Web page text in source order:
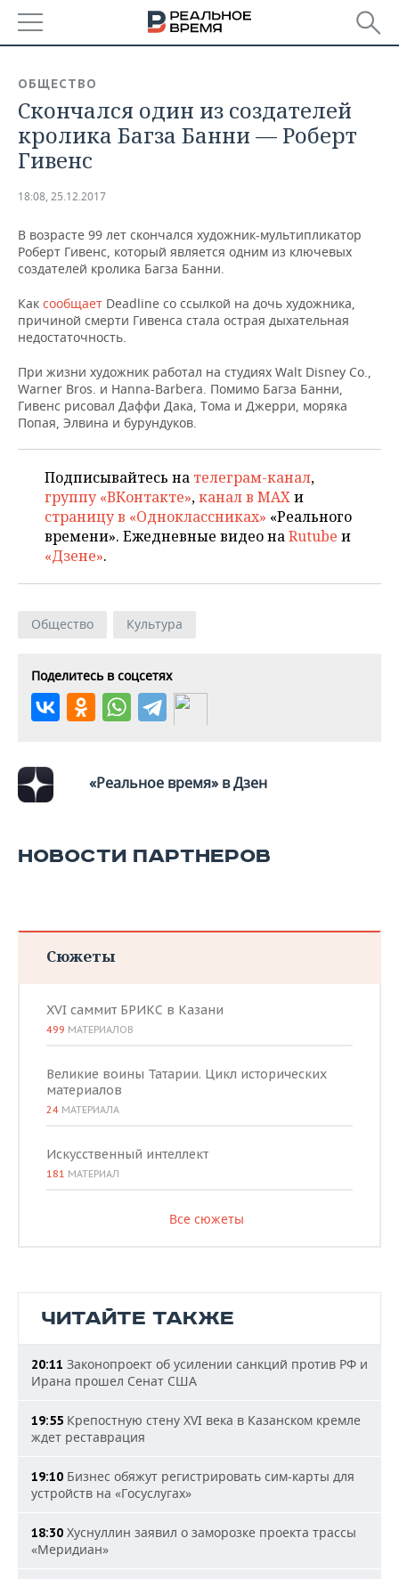
БАШКОРТОСТАН
ТАТАРСТАН
НОВОСТИ
АНАЛИТИКА
ДЕКЛАРАЦИИ О ДОХОДАХ
КОРОЛИ ГОСЗАКАЗА ПФО
ВУЗЫ ТАТАРСТАНА
ТОРГОВЫЕ ЦЕНТРЫ
ТАТАРСТАНА
НОВОСТИ ЭКОНОМИКИ
ФИНАНСЫ
БАНКИ
ИНВЕСТИЦИИ
ПРОМЫШЛЕННОСТЬ
НОВОСТИ
ПРОМЫШЛЕННОСТИ
АГРОПРОМ
МАШИНОСТРОЕНИЕ
НЕФТЕХИМИЯ
НЕФТЬ
ОПК
ЭНЕРГЕТИКА
НЕДВИЖИМОСТЬ
НОВОСТИ НЕДВИЖИМОСТИ
АВТО
НОВОСТИ БИЗНЕСА
РОЗНИЧНАЯ ТОРГОВЛЯ
ТРАНСПОРТ
УСЛУГИ
ТЕХНОЛОГИИ
НОВОСТИ ТЕХНОЛОГИЙ
МЕДИА
ТЕЛЕКОММУНИКАЦИИ
МЕРОПРИЯТИЯ
НОВОСТИ МЕРОПРИЯТИЙ
ВЫЕЗДНАЯ РЕДАКЦИЯ
БИЗНЕС-БРАНЧИ
ОТКРЫТАЯ ЛЕКЦИЯ
СПОРТ
НОВОСТИ СПОРТА
ФУТБОЛ
ВОЛЕЙБОЛ
КИБЕРСПОРТ
ВОДНЫЕ ВИДЫ СПОРТА
ОБЩЕСТВО
НОВОСТИ ОБЩЕСТВА
ИНФРАСТРУКТУРА
ИСТОРИЯ
КУЛЬТУРА
ОБРАЗОВАНИЕ
ФОТОГАЛЕРЕЯ
СПИСОК ПЕРСОН
СПИСОК КОМПАНИЙ
ПОЛНАЯ ВЕРСИЯ
ОБЩЕСТВО
Скончался один из создателей
кролика Багза Банни — Роберт
Гивенс
18:08, 25.12.2017
В возрасте 99 лет скончался художник-мультипликатор
Роберт Гивенс, который является одним из ключевых
создателей кролика Багза Банни.
Как сообщает Deadline со ссылкой на дочь художника,
причиной смерти Гивенса стала острая дыхательная
недостаточность.
При жизни художник работал на студиях Walt Disney Co.,
Warner Bros. и Hanna-Barbera. Помимо Багза Банни,
Гивенс рисовал Даффи Дака, Тома и Джерри, моряка
Попая, Элвина и бурундуков.
Подписывайтесь на телеграм-канал,
группу «ВКонтакте»,канал в MAXи
страницу в «Одноклассниках» «Реального
времени». Ежедневные видео наRutube и
«Дзене».
Общество Культура
Поделитесь в соцсетях
«Реальное время» в Дзен
НОВОСТИ ПАРТНЕРОВ
Сюжеты
XVI саммит БРИКС в Казани
499 МАТЕРИАЛОВ
Великие воины Татарии. Цикл исторических
материалов
24 МАТЕРИАЛА
Искусственный интеллект
181 МАТЕРИАЛ
Все сюжеты
ЧИТАЙТЕ ТАКЖЕ
20:11 Законопроект об усилении санкций против РФ и
Ирана прошел Сенат США
19:55 Крепостную стену XVI века в Казанском кремле
ждет реставрация
19:10 Бизнес обяжут регистрировать сим-карты для
устройств на «Госуслугах»
18:30 Хуснуллин заявил о заморозке проекта трассы
«Меридиан»